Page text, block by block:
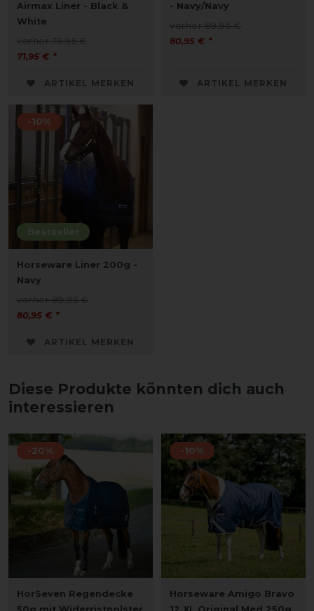
Airmax Liner - Black &
White
vorher 79,95 €
71,95 € *
ARTIKEL MERKEN
- Navy/Navy
vorher 89,95 €
80,95 € *
ARTIKEL MERKEN
Bestseller
-10%
Horseware Liner 200g -
Navy
vorher 89,95 €
80,95 € *
ARTIKEL MERKEN
Diese Produkte könnten dich auch
interessieren
-20%
HorSeven Regendecke
-10%
Horseware Amigo Bravo